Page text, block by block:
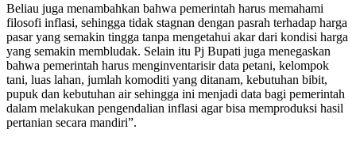
Beliau juga menambahkan bahwa pemerintah harus memahami
filosofi inflasi, sehingga tidak stagnan dengan pasrah terhadap harga
pasar yang semakin tingga tanpa mengetahui akar dari kondisi harga
yang semakin membludak. Selain itu Pj Bupati juga menegaskan
bahwa pemerintah harus menginventarisir data petani, kelompok
tani, luas lahan, jumlah komoditi yang ditanam, kebutuhan bibit,
pupuk dan kebutuhan air sehingga ini menjadi data bagi pemerintah
dalam melakukan pengendalian inflasi agar bisa memproduksi hasil
pertanian secara mandiri”.